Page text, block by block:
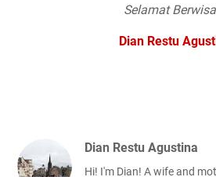
Selamat
Dian Restu
Dian Restu Agustina
Hi! I'm Dian! A wife and